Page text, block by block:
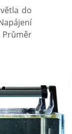
do